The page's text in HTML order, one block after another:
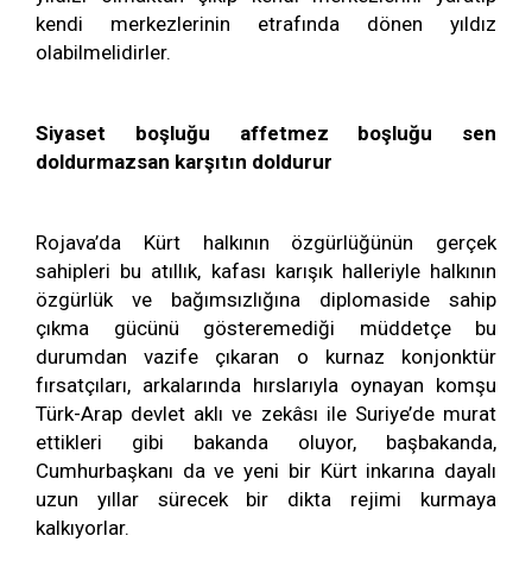
kendi merkezlerinin etrafında dönen yıldız
olabilmelidirler.
Siyaset boşluğu affetmez boşluğu sen
doldurmazsan karşıtın doldurur
Rojava’da Kürt halkının özgürlüğünün gerçek
sahipleri bu atıllık, kafası karışık halleriyle halkının
özgürlük ve bağımsızlığına diplomaside sahip
çıkma gücünü gösteremediği müddetçe bu
durumdan vazife çıkaran o kurnaz konjonktür
fırsatçıları, arkalarında hırslarıyla oynayan komşu
Türk-Arap devlet aklı ve zekâsı ile Suriye’de murat
ettikleri gibi bakanda oluyor, başbakanda,
Cumhurbaşkanı da ve yeni bir Kürt inkarına dayalı
uzun yıllar sürecek bir dikta rejimi kurmaya
kalkıyorlar.